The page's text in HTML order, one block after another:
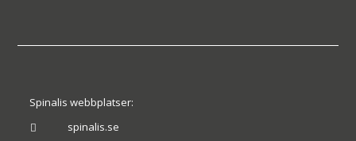
Spinalis webbplatser:
 spinalis.se